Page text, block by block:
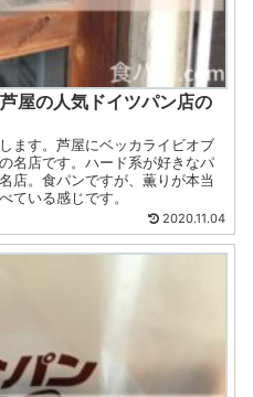
屋の人気ドイツパン店の
ます。芦屋にベッカライビオブ
名店です。ハード系が好きなパ
店。食パンですが、薫りが本当
ている感じです。
2020.11.04